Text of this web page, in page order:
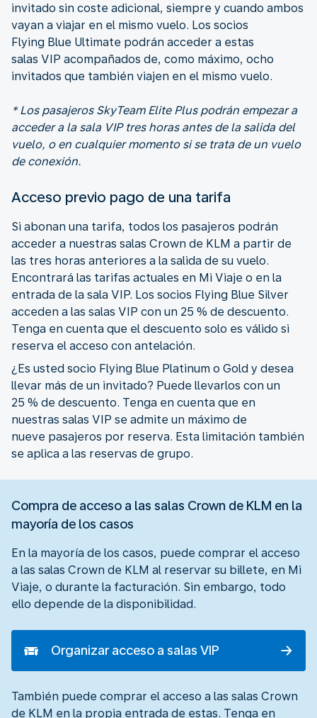
invitado sin coste adicional, siempre y cuando ambos
vayan a viajar en el mismo vuelo. Los socios
Flying Blue Ultimate podrán acceder a estas
salas VIP acompañados de, como máximo, ocho
invitados que también viajen en el mismo vuelo.
* Los pasajeros SkyTeam Elite Plus podrán empezar a
acceder a la sala VIP tres horas antes de la salida del
vuelo, o en cualquier momento si se trata de un vuelo
de conexión.
Acceso previo pago de una tarifa
Si abonan una tarifa, todos los pasajeros podrán
acceder a nuestras salas Crown de KLM a partir de
las tres horas anteriores a la salida de su vuelo.
Encontrará las tarifas actuales en Mi Viaje o en la
entrada de la sala VIP. Los socios Flying Blue Silver
acceden a las salas VIP con un 25 % de descuento.
Tenga en cuenta que el descuento solo es válido si
reserva el acceso con antelación.
¿Es usted socio Flying Blue Platinum o Gold y desea
llevar más de un invitado? Puede llevarlos con un
25 % de descuento. Tenga en cuenta que en
nuestras salas VIP se admite un máximo de
nueve pasajeros por reserva. Esta limitación también
se aplica a las reservas de grupo.
Compra de acceso a las salas Crown de KLM en la
mayoría de los casos
En la mayoría de los casos, puede comprar el acceso
a las salas Crown de KLM al reservar su billete, en Mi
Viaje, o durante la facturación. Sin embargo, todo
ello depende de la disponibilidad.
Organizar acceso a salas VIP
También puede comprar el acceso a las salas Crown
de KLM en la propia entrada de estas. Tenga en